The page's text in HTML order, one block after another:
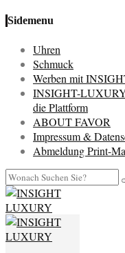
Sidemenu
Uhren
Schmuck
Werben mit
INSIGHT-LUXURY
die Plattform
ABOUT FAVOR
Impressum &
Abmeldung Print-